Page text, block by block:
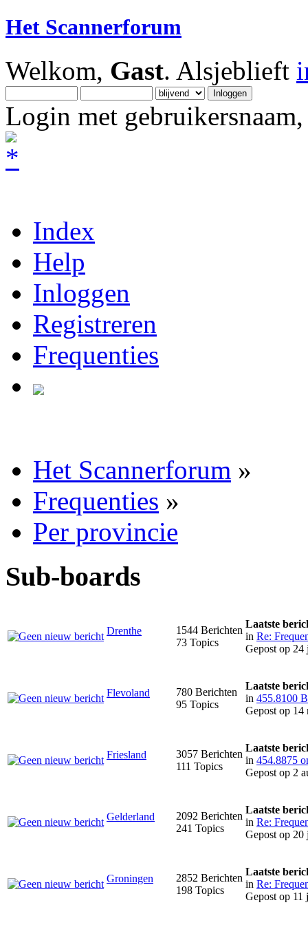
Het Scannerforum
Welkom, Gast. Alsjeblieft
Login met
Index
Help
Inloggen
Registreren
Frequenties
Het Scannerforum »
Frequenties »
Per provincie
Sub-boards
Drenthe
1544 Berichten
73 Topics
Laatste
in Re:
Gepost op
Flevoland
780 Berichten
95 Topics
Laatste
in 455.8100
Gepost op 14
Friesland
3057 Berichten
111 Topics
Laatste
in 454.8875
Gepost op 2
Gelderland
2092 Berichten
241 Topics
Laatste
in Re:
Gepost op
Groningen
2852 Berichten
198 Topics
Laatste
in Re:
Gepost op 11